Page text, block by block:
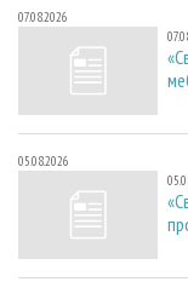
07.08.2026
05.08.2026